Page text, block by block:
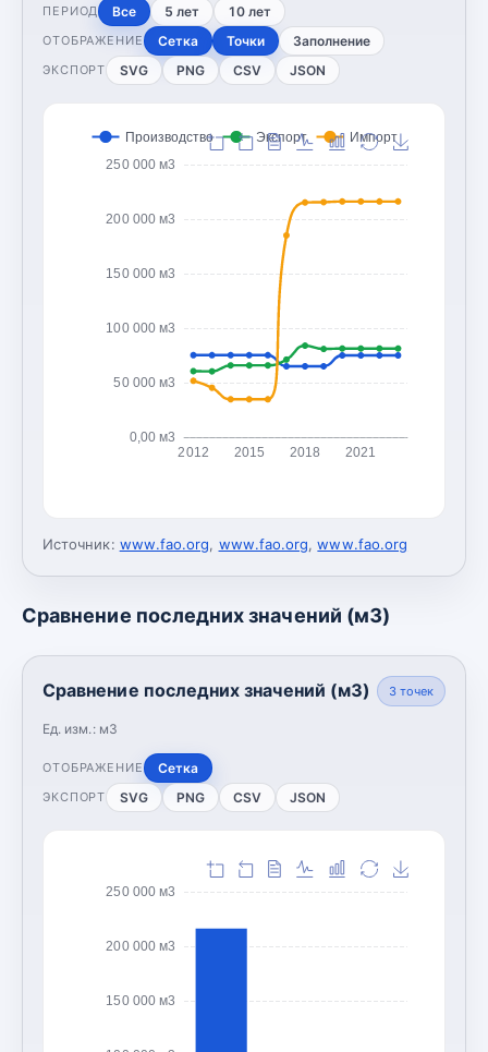
ПЕРИОД Все 5 лет 10 лет
ОТОБРАЖЕНИЕ Сетка Точки Заполнение
ЭКСПОРТ SVG PNG CSV JSON
0,00 м3
50 000 м3
100 000 м3
150 000 м3
200 000 м3
250 000 м3
2012 2015 2018 2021
Производство Экспорт Импорт
Источник: www.fao.org, www.fao.org,www.fao.org
Сравнение последних значений (м3)
Сравнение последних значений (м3)
Ед. изм.: м3
3точек
ОТОБРАЖЕНИЕ Сетка
ЭКСПОРТ SVG PNG CSV JSON
150 000 м3
200 000 м3
250 000 м3